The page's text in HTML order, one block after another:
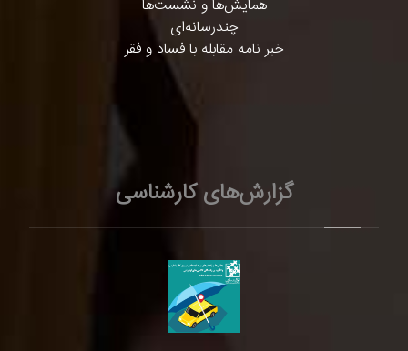
همایش‌ها و نشست‌ها
چندرسانه‌ای
خبر نامه مقابله با فساد و فقر
گزارش‌های کارشناسی